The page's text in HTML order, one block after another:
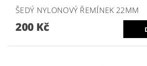
ŠEDÝ NYLONOVÝ ŘEMÍNEK 22MM
200 Kč